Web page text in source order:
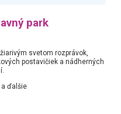
park
svetom rozprávok,
postavičiek a nádherných
a ďalšie